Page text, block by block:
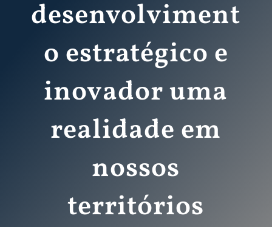
desenvolviment
o estratégico e
inovador uma
realidade em
nossos
territórios